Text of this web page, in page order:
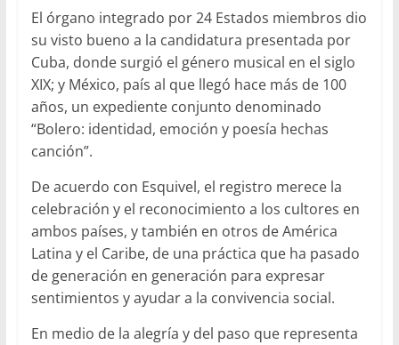
El órgano integrado por 24 Estados miembros dio
su visto bueno a la candidatura presentada por
Cuba, donde surgió el género musical en el siglo
XIX; y México, país al que llegó hace más de 100
años, un expediente conjunto denominado
“Bolero: identidad, emoción y poesía hechas
canción”.
De acuerdo con Esquivel, el registro merece la
celebración y el reconocimiento a los cultores en
ambos países, y también en otros de América
Latina y el Caribe, de una práctica que ha pasado
de generación en generación para expresar
sentimientos y ayudar a la convivencia social.
En medio de la alegría y del paso que representa